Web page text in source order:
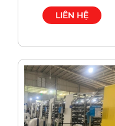
LIÊN HỆ